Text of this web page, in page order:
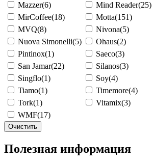
Mazzer(6) Mind Reader(25)
MirCoffee(18) Motta(151)
MVQ(8) Nivona(5)
Nuova Simonelli(5) Ohaus(2)
Pintinox(1) Saeco(3)
San Jamar(22) Silanos(3)
Singflo(1) Soy(4)
Tiamo(1) Timemore(4)
Tork(1) Vitamix(3)
WMF(17)
Очистить
Полезная информация